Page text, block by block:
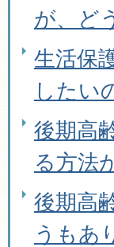
が、ど
生活保
したい
後期高
る方法
後期高
うもあ